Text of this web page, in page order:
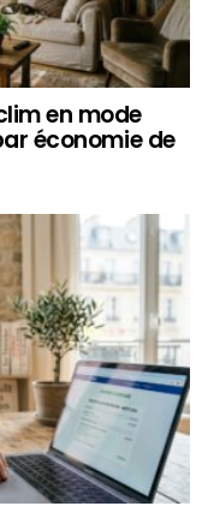
en mode
économie de